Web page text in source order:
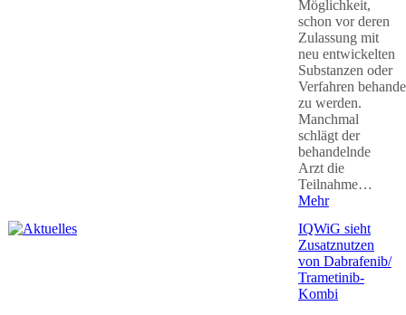
Möglichkeit,
schon vor deren
Zulassung mit
neu entwickelten
Substanzen oder
Verfahren
zu werden.
Manchmal
schlägt der
behandelnde
Arzt die
Teilnahme…
Mehr
IQWiG sieht
Zusatznutzen
von Dabrafenib/
Trametinib-
Kombi